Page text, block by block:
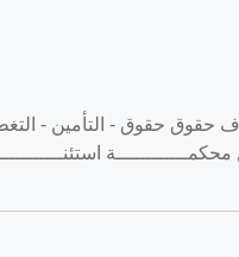
عن محكمــــــــــــة